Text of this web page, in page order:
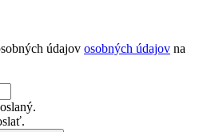
údajov osobných údajov na